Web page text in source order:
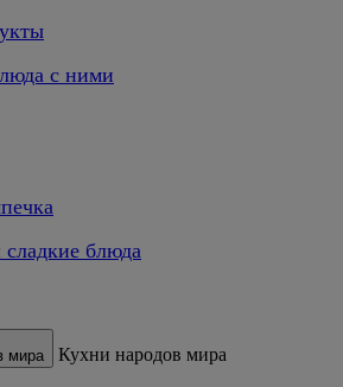
с ними
блюда
мира Кухни народов мира